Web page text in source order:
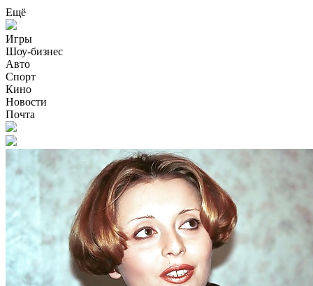
Ещё
Игры
Шоу-бизнес
Авто
Спорт
Кино
Новости
Почта